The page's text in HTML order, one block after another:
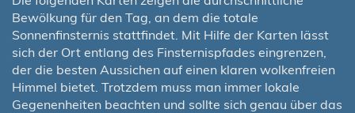
Bewölkung für den Tag, an dem die totale
Sonnenfinsternis stattfindet. Mit Hilfe der Karten lässt
sich der Ort entlang des Finsternispfades eingrenzen,
der die besten Aussichen auf einen klaren wolkenfreien
Himmel bietet. Trotzdem muss man immer lokale
Gegenenheiten beachten und sollte sich genau über das